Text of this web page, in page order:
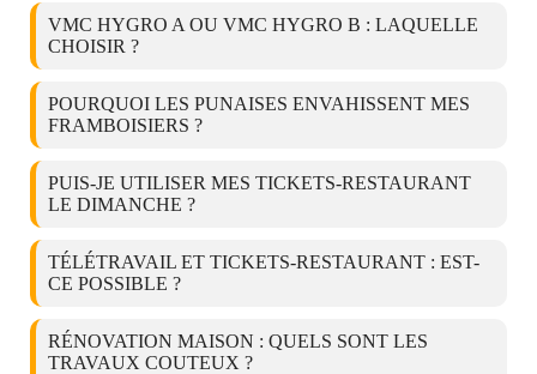
VMC HYGRO A OU VMC HYGRO B : LAQUELLE
CHOISIR ?
POURQUOI LES PUNAISES ENVAHISSENT MES
FRAMBOISIERS ?
PUIS-JE UTILISER MES TICKETS-RESTAURANT
LE DIMANCHE ?
TÉLÉTRAVAIL ET TICKETS-RESTAURANT : EST-
CE POSSIBLE ?
RÉNOVATION MAISON : QUELS SONT LES
TRAVAUX COUTEUX ?